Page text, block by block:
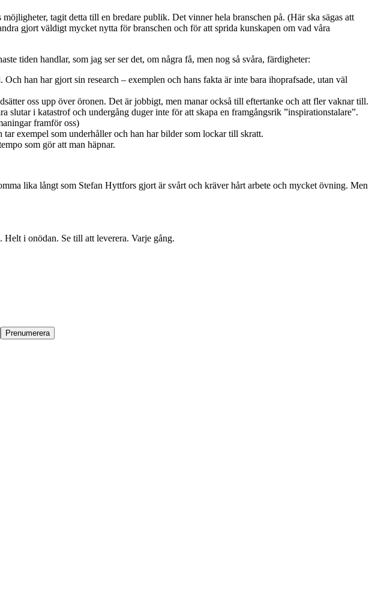
tagit detta till en bredare publik. Det vinner hela branschen på. (Här ska sägas att
gjort väldigt mycket nytta för branschen och för att sprida kunskapen om vad våra
tiden handlar, som jag ser ser det, om några få, men nog så svåra, färdigheter:
han har gjort sin research – exemplen och hans fakta är inte bara ihoprafsade, utan väl
oss upp över öronen. Det är jobbigt, men manar också till eftertanke och att fler vaknar till.
slutar i katastrof och undergång duger inte för att skapa en framgångsrik ”inspirationstalare”.
framför oss)
exempel som underhåller och han har bilder som lockar till skratt.
som gör att man häpnar.
lika långt som Stefan Hyttfors gjort är svårt och kräver hårt arbete och mycket övning. Men
i onödan. Se till att leverera. Varje gång.